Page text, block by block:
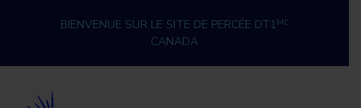
BIENVENUE SUR LE SITE DE PERCÉE DT1MC
CANADA